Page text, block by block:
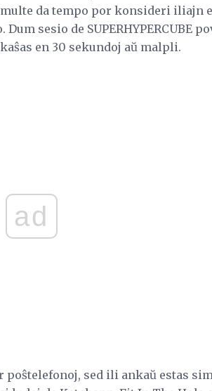
da tempo por konsideri iliajn
sesio de SUPERHYPERCUBE
en 30 sekundoj aŭ malpli.
ad
sed ili ankaŭ estas